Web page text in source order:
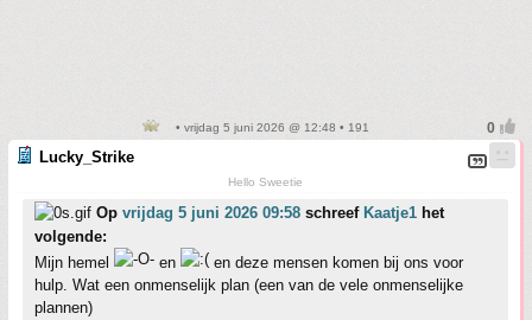
• vrijdag 5 juni 2026 @ 12:48 • 191
Lucky_Strike
Hello Sweetie
Op vrijdag 5 juni 2026 09:58 schreef Kaatje1 het
volgende:
Mijn hemel
en
en deze mensen komen bij ons voor
hulp. Wat een onmenselijk plan (een van de vele onmenselijke
plannen)